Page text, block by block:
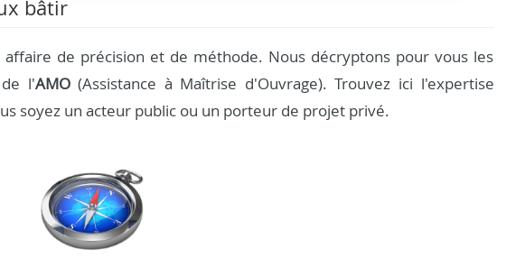
bâtir
de précision et de méthode. Nous décryptons pour vous les
l'AMO(Assistance à Maîtrise d'Ouvrage). Trouvez ici l'expertise
soyez un acteur public ou un porteur de projet privé.